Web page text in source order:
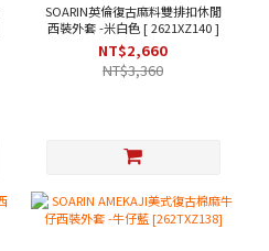
SOARIN英倫復古麻料雙排扣休閒
西裝外套 -米白色 [ 2621XZ140 ]
NT$2,660
NT$3,360